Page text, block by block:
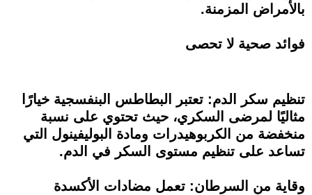
بالأمراض المزمنة.
فوائد صحية لا تحصى
تنظيم سكر الدم: تعتبر البطاطس البنفسجية خيارًا
مثاليًا لمرضى السكري، حيث تحتوي على نسبة
منخفضة من الكربوهيدرات ومادة البوليفينول التي
تساعد على تنظيم مستوى السكر في الدم.
وقاية من السرطان: تعمل مضادات الأكسدة